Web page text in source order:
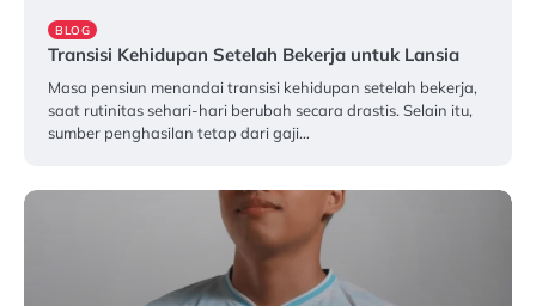
BLOG
Transisi Kehidupan Setelah Bekerja untuk Lansia
Masa pensiun menandai transisi kehidupan setelah bekerja,
saat rutinitas sehari-hari berubah secara drastis. Selain itu,
sumber penghasilan tetap dari gaji…